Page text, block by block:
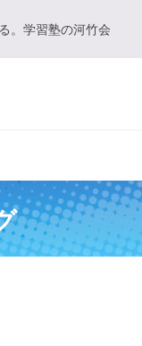
。学習塾の河竹会